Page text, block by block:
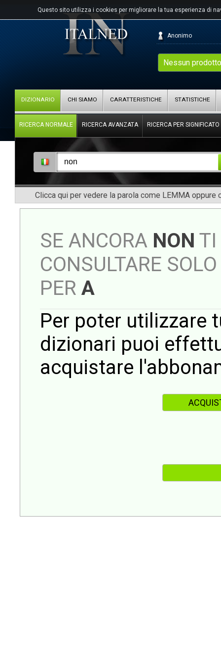
Questo sito utilizza i cookies per migliorare la tua esperienza di
Nessun
Anonimo
DIZIONARIO CHI SIAMO CARATTERISTICHE STATISTICHE
RICERCA NORMALE RICERCA AVANZATA RICERCA PER SIGNIFICATO
Clicca qui per vedere la parola come LEMMA oppure
SE ANCORA NON TI
CONSULTARE
PER A
Per poter utilizzare
dizionari puoi
acquistare